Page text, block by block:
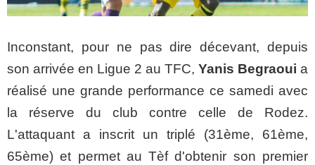
Inconstant, pour ne pas dire décevant, depuis
son arrivée en Ligue 2 au TFC, Yanis Begraoui a
réalisé une grande performance ce samedi avec
la réserve du club contre celle de Rodez.
L'attaquant a inscrit un triplé (31ème, 61ème,
65ème) et permet au Tèf d'obtenir son premier